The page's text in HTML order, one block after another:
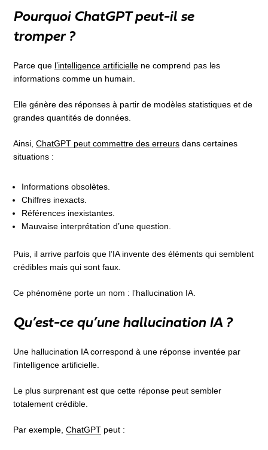
Pourquoi ChatGPT peut-il se
tromper ?
Parce que l’intelligence artificielle ne comprend pas les
informations comme un humain.
Elle génère des réponses à partir de modèles statistiques et de
grandes quantités de données.
Ainsi,ChatGPT peut commettre des erreurs dans certaines
situations :
Informations obsolètes.
Chiffres inexacts.
Références inexistantes.
Mauvaise interprétation d’une question.
Puis, il arrive parfois que l’IA invente des éléments qui semblent
crédibles mais qui sont faux.
Ce phénomène porte un nom : l’hallucination IA.
Qu’est-ce qu’une hallucination IA ?
Une hallucination IA correspond à une réponse inventée par
l’intelligence artificielle.
Le plus surprenant est que cette réponse peut sembler
totalement crédible.
Par exemple,ChatGPT peut :